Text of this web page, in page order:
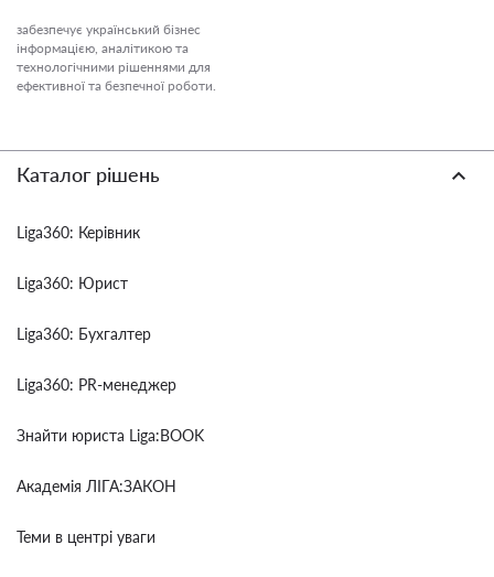
забезпечує український бізнес
інформацією, аналітикою та
технологічними рішеннями для
ефективної та безпечної роботи.
Каталог рішень
Liga360: Керівник
Liga360: Юрист
Liga360: Бухгалтер
Liga360: PR-менеджер
Знайти юриста Liga:BOOK
Академія ЛІГА:ЗАКОН
Теми в центрі уваги